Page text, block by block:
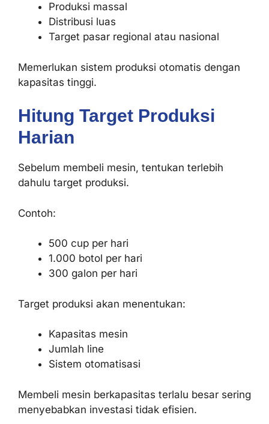
Produksi massal
Distribusi luas
Target pasar regional atau nasional
Memerlukan sistem produksi otomatis dengan
kapasitas tinggi.
Hitung Target Produksi
Harian
Sebelum membeli mesin, tentukan terlebih
dahulu target produksi.
Contoh:
500 cup per hari
1.000 botol per hari
300 galon per hari
Target produksi akan menentukan:
Kapasitas mesin
Jumlah line
Sistem otomatisasi
Membeli mesin berkapasitas terlalu besar sering
menyebabkan investasi tidak efisien.